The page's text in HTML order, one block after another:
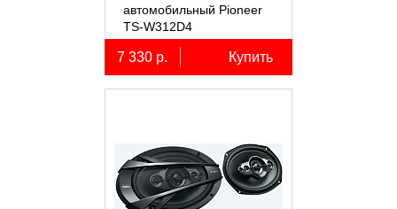
автомобильный Pioneer
TS-W312D4
7 330 р. Купить